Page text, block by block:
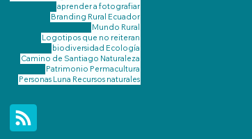
aprender a fotografiar
Branding Rural Ecuador
Mundo Rural
Logotipos que no reiteran
biodiversidad Ecología
Camino de Santiago Naturaleza
Patrimonio Permacultura
Personas Luna Recursos naturales